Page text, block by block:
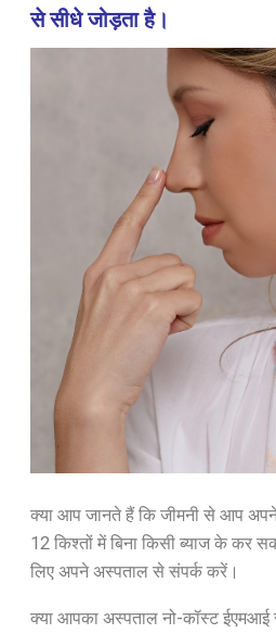
से सीधे जोड़ता है।
क्या आप जानते हैं कि जीमनी से आप
12 किश्तों में बिना किसी ब्याज के कर
लिए अपने अस्पताल से संपर्क करें।
क्या आपका अस्पताल नो-कॉस्ट ईएमआई